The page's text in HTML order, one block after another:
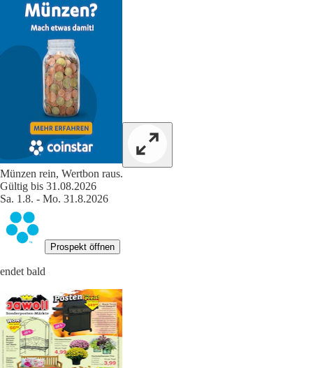
Münzen rein, Wertbon raus.
Gültig bis 31.08.2026
Sa. 1.8. - Mo. 31.8.2026
Prospekt öffnen
endet bald